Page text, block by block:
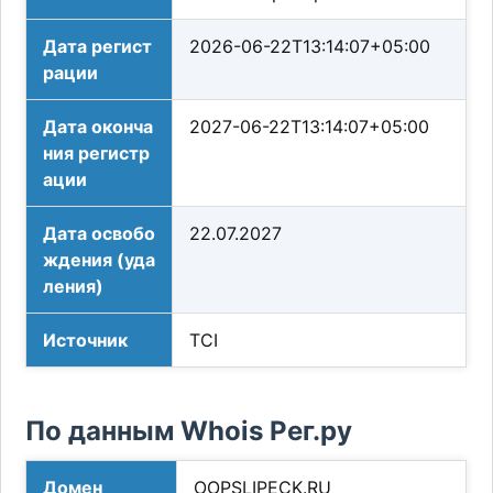
Дата регист
рации
2026-06-22T13:14:07+05:00
Дата оконча
ния регистр
ации
2027-06-22T13:14:07+05:00
Дата освобо
ждения (уда
ления)
22.07.2027
Источник TCI
По данным Whois Рег.ру
Домен OOPSLIPECK.RU